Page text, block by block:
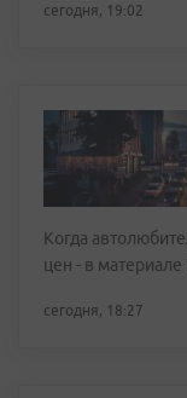
сегодня, 19:02
Когда
цен - в
сегодня, 18:27